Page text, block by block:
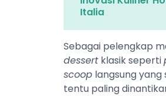
Italia
Sebagai pelengkap
dessert klasik seperti
scoop langsung
tentu paling